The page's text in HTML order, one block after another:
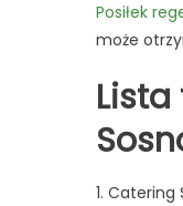
Posiłek
może
1. Catering